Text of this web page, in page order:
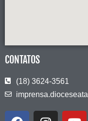
CONTATOS
(18) 3624-3561